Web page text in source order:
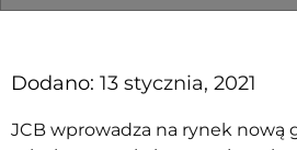
Dodano: 13 stycznia, 2021
JCB wprowadza na rynek nową